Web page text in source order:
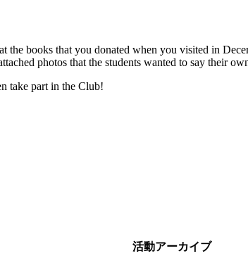
books that you donated when you visited in
photos that the students wanted to say their
take part in the Club!
活動アーカイブ